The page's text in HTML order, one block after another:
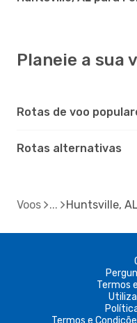
Planeie a sua
Rotas de voo
Rotas alternativas
Voos Huntsville,
Termos
Termos e